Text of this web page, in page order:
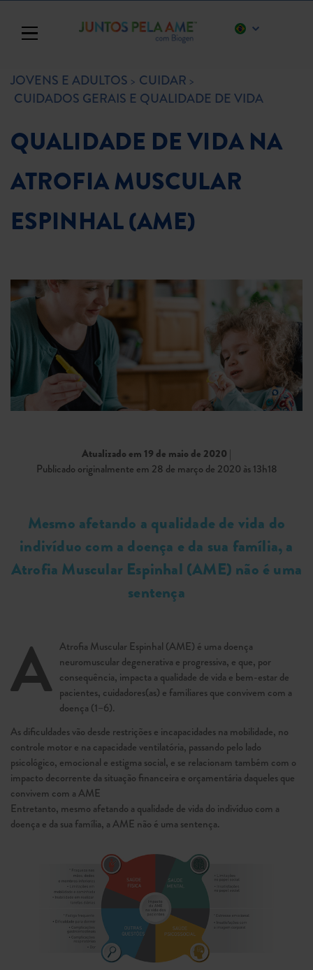
Toggle navigation
JOVENS E ADULTOS
CUIDAR
CUIDADOS GERAIS E QUALIDADE DE VIDA
QUALIDADE DE VIDA NA
ATROFIA MUSCULAR
ESPINHAL (AME)
Atualizado em 19 de maio de 2020 |
Publicado originalmente em 28 de março de 2020 às 13h18
Mesmo afetando a qualidade de vida do
indivíduo com a doença e da sua família, a
Atrofia Muscular Espinhal (AME) não é uma
sentença
A Atrofia Muscular Espinhal (AME) é uma doença
neuromuscular degenerativa e pro­gressiva, e que, por
consequência, impacta a qualidade de vida e bem-estar de
pacientes, cuidadores(as) e familiares que convivem com a
doença (1–6).
As dificuldades vão desde restrições e incapacidades na mobilidade, no
controle motor e na capacidade ventilatória, pas­sando pelo lado
psicológico, emocional e estigma social, e se relacionam também com o
impacto decorrente da situação financeira e orçamentária daqueles que
convivem com a AME
Entretanto, mesmo afetando a qualidade de vida do indivíduo com a
doença e da sua família, a AME não é uma sentença.